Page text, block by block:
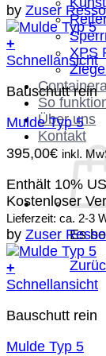
XPS
So
Über uns
Kontakt
Es
by Zuser
+
Schnellansicht
Bauschutt rein
Mulde Typ 5
395,00€ inkl.
Enthält 10%
Kostenloser
Lieferzeit: ca. 2-3
by Zuser
+
Schnellansicht
Bauschutt rein
Mulde Typ 5